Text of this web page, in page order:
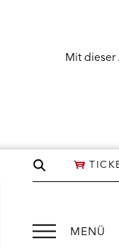
Seite
Mit dieser
MENÜ
Menü